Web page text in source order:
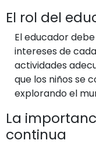
El rol del
El educador
intereses de
actividades
que los niños se
explorando el
La
continua